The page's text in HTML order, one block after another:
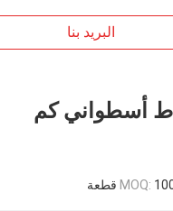
البريد بنا
أسطواني كم
MOQ: قطعة